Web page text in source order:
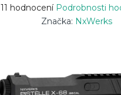
Průměrné
hodnocení
5
11 hodnocení Podrobnosti
Značka: NxWerks